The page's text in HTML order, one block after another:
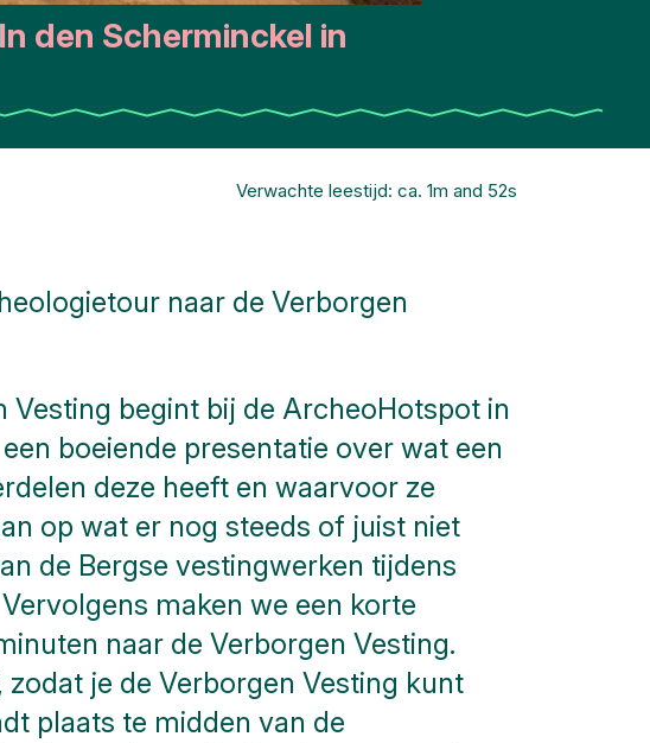
den Scherminckel in
Verwachte leestijd: ca. 1m and 52s
naar de Verborgen
Vesting begint bij de ArcheoHotspot in
boeiende presentatie over wat een
deze heeft en waarvoor ze
op wat er nog steeds of juist niet
de Bergse vestingwerken tijdens
maken we een korte
naar de Verborgen Vesting.
je de Verborgen Vesting kunt
plaats te midden van de